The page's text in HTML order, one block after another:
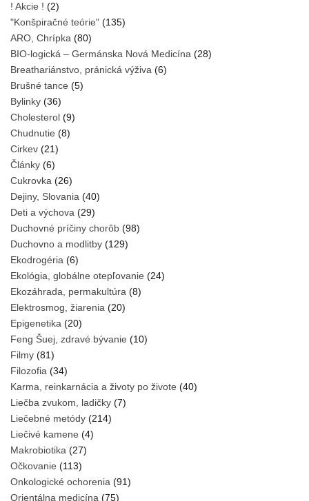
! Akcie ! (2)
"Konšpiračné teórie" (135)
ARO, Chrípka (80)
BIO-logická – Germánska Nová Medicína (28)
Breathariánstvo, pránická výživa (6)
Brušné tance (5)
Bylinky (36)
Cholesterol (9)
Chudnutie (8)
Cirkev (21)
Články (6)
Cukrovka (26)
Dejiny, Slovania (40)
Deti a výchova (29)
Duchovné príčiny chorôb (98)
Duchovno a modlitby (129)
Ekodrogéria (6)
Ekológia, globálne otepľovanie (24)
Ekozáhrada, permakultúra (8)
Elektrosmog, žiarenia (20)
Epigenetika (20)
Feng Šuej, zdravé bývanie (10)
Filmy (81)
Filozofia (34)
Karma, reinkarnácia a životy po živote (40)
Liečba zvukom, ladičky (7)
Liečebné metódy (214)
Liečivé kamene (4)
Makrobiotika (27)
Očkovanie (113)
Onkologické ochorenia (91)
Orientálna medicína (75)